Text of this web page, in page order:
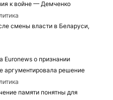
к войне — Демченко
смены власти в Беларуси,
Euronews о признании
аргументировала решение
памяти понятны для